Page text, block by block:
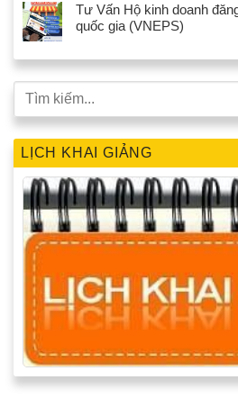
Tư Vấn Hộ kinh doanh
quốc gia (VNEPS)
LỊCH KHAI GIẢNG